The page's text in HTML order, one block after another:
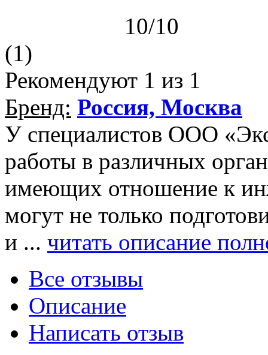
10/10
(1)
Рекомендуют 1 из 1
Бренд: Россия, Москва
У специалистов ООО
работы в различных
имеющих отношение к
могут не только
и ... читать описание
Все отзывы
Описание
Написать отзыв